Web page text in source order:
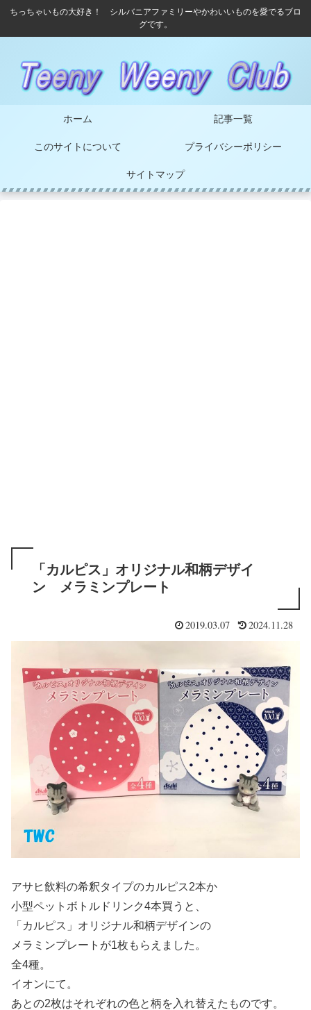
ちっちゃいもの大好き！ シルバニアファミリーやかわいいものを愛でるブロ
グです。
ホーム 記事一覧
このサイトについて プライバシーポリシー
サイトマップ
「カルピス」オリジナル和柄デザイ
ン メラミンプレート
2019.03.07 2024.11.28
アサヒ飲料の希釈タイプのカルピス2本か
小型ペットボトルドリンク4本買うと、
「カルピス」オリジナル和柄デザインの
メラミンプレートが1枚もらえました。
全4種。
イオンにて。
あとの2枚はそれぞれの色と柄を入れ替えたものです。